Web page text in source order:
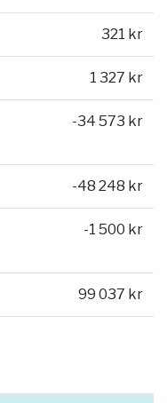
321 kr
1 327 kr
-34 573 kr
-48 248 kr
-1 500 kr
99 037 kr